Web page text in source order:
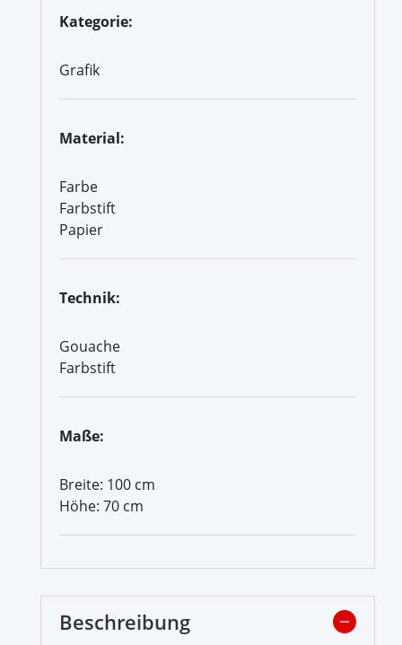
Kategorie:
Grafik
Material:
Farbe
Farbstift
Papier
Technik:
Gouache
Farbstift
Maße:
Breite: 100 cm
Höhe: 70 cm
Beschreibung